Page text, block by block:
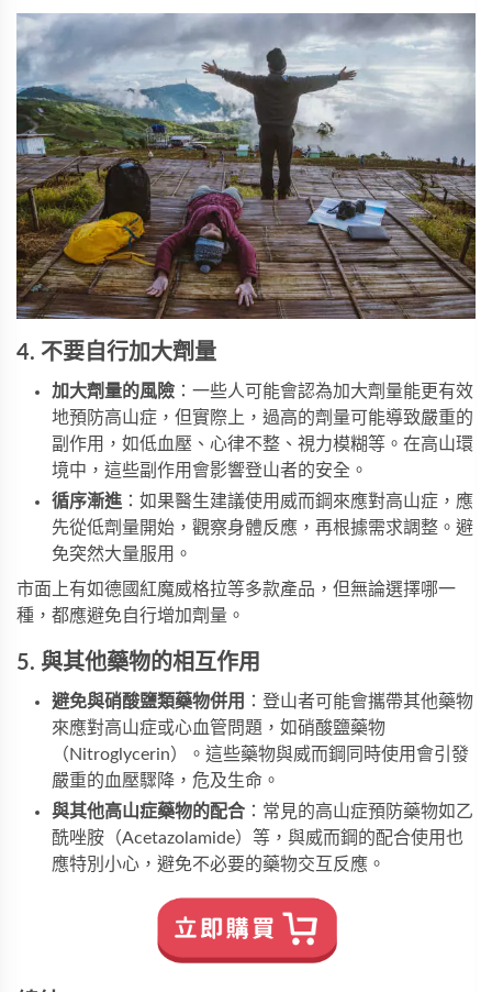
4. 不要自行加大劑量
加大劑量的風險 ：一些人可能會認為加大劑量能更有效
地預防高山症，但實際上，過高的劑量可能導致嚴重的
副作用，如低血壓、心律不整、視力模糊等。在高山環
境中，這些副作用會影響登山者的安全。
循序漸進 ：如果醫生建議使用威而鋼來應對高山症，應
先從低劑量開始，觀察身體反應，再根據需求調整。避
免突然大量服用。
市面上有如德國紅魔威格拉等多款產品，但無論選擇哪一
種，都應避免自行增加劑量。
5. 與其他藥物的相互作用
避免與硝酸鹽類藥物併用
：登山者可能會攜帶其他藥物
來應對高山症或心血管問題，如硝酸鹽藥物
（Nitroglycerin）。這些藥物與威而鋼同時使用會引發
嚴重的血壓驟降，危及生命。
與其他高山症藥物的配合 ：常見的高山症預防藥物如乙
酰唑胺（Acetazolamide）等，與威而鋼的配合使用也
應特別小心，避免不必要的藥物交互反應。